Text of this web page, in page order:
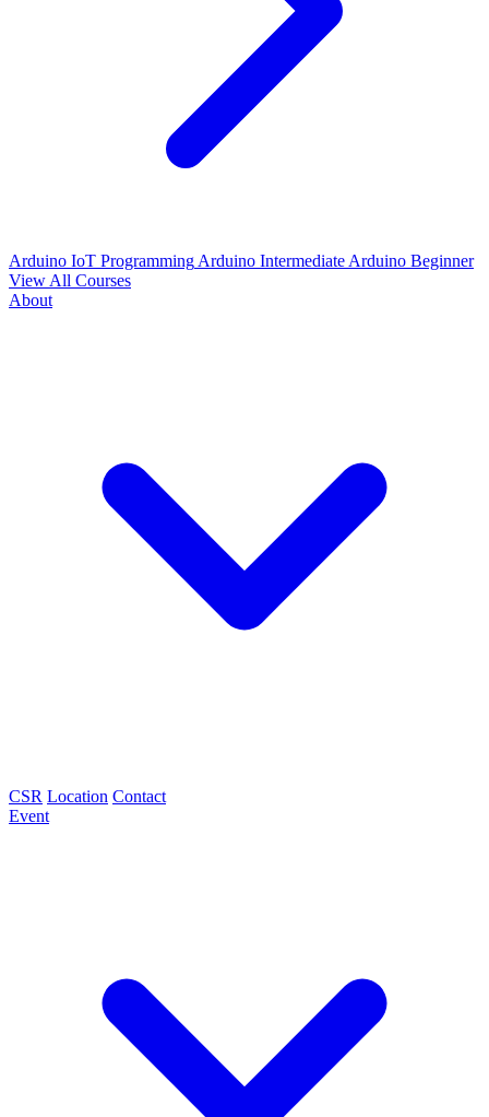
Arduino IoT Programming Arduino Intermediate Arduino Beginner
View All Courses
About
CSR Location Contact
Event